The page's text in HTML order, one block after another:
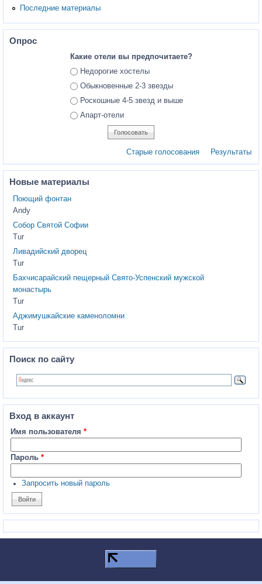
Последние материалы
Опрос
Какие отели вы предпочитаете?
Ответы
Недорогие хостелы
Обыкновенные 2-3 звезды
Роскошные 4-5 звезд и выше
Апарт-отели
Старые голосования Результаты
Новые материалы
Поющий фонтан
Andy
Собор Святой Софии
Tur
Ливадийский дворец
Tur
Бахчисарайский пещерный Свято-Успенский мужской
монастырь
Tur
Аджимушкайские каменоломни
Tur
Поиск по сайту
Вход в аккаунт
Имя пользователя *
Пароль *
Запросить новый пароль